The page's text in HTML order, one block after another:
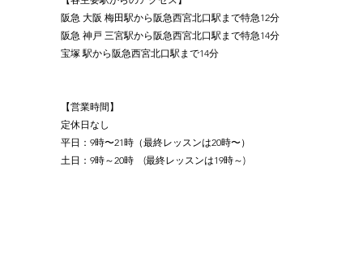
阪急 大阪 梅田駅から阪急西宮北口駅まで特急12分
阪急 神戸 三宮駅から阪急西宮北口駅まで特急14分
宝塚 駅から阪急西宮北口駅まで14分
【営業時間】
定休日なし
平日：9時〜21時（最終レッスンは20時〜）
土日：9時～20時　(最終レッスンは19時～)